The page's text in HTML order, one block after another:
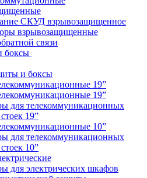
СКУД взрывозащищенное
взрывозащищенные
связи
и боксы
19”
19”
для телекоммуникационных
19”
10”
для телекоммуникационных
10”
для электрических шкафов